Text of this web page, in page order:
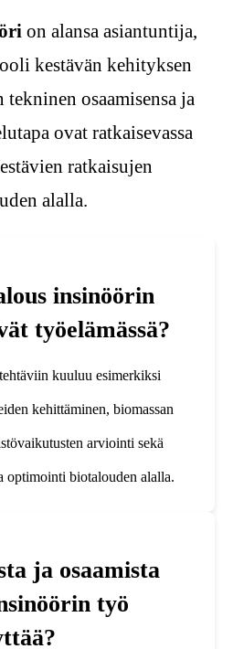
on alansa asiantuntija,
kestävän kehityksen
tekninen osaamisensa ja
ovat ratkaisevassa
ratkaisujen
alalla.
insinöörin
työelämässä?
kuuluu esimerkiksi
kehittäminen, biomassan
arviointi sekä
optimointi biotalouden alalla.
ja osaamista
työ